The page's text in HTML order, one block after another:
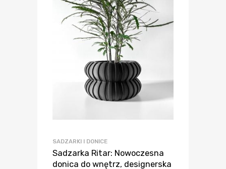
SADZARKI I DONICE
Sadzarka Ritar: Nowoczesna
donica do wnętrz, designerska